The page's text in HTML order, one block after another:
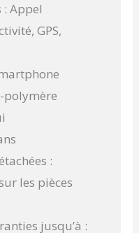
Appel
GPS,
polymère
:
les pièces
jusqu’à :